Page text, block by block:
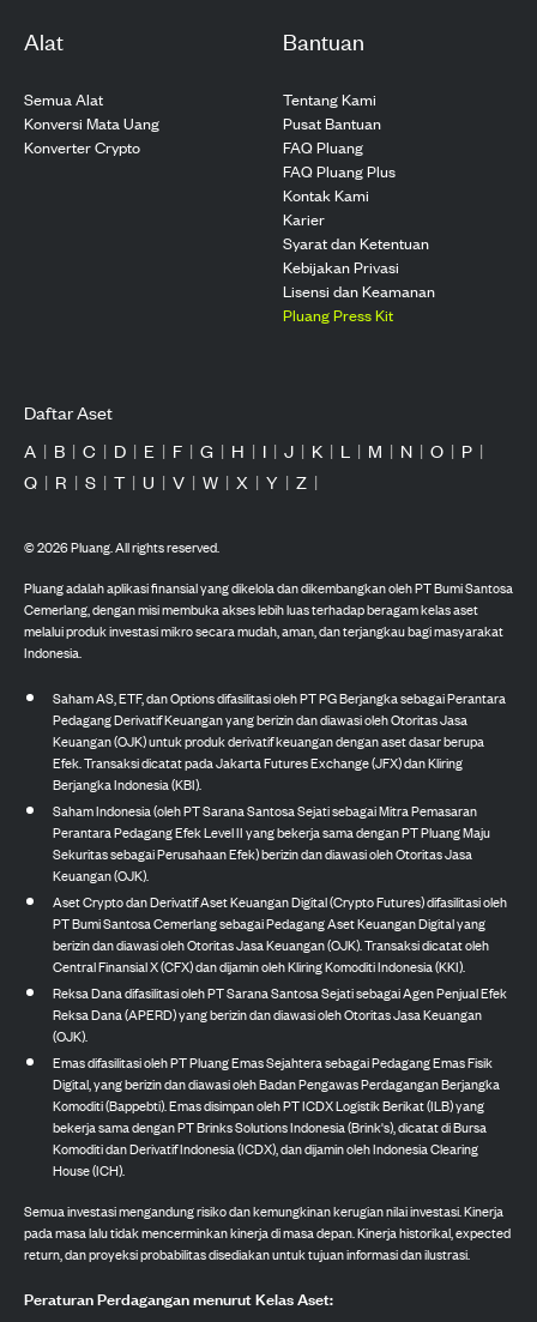
Alat
Semua Alat
Konversi Mata Uang
Konverter Crypto
Bantuan
Tentang Kami
Pusat Bantuan
FAQ Pluang
FAQ Pluang Plus
Kontak Kami
Karier
Syarat dan Ketentuan
Kebijakan Privasi
Lisensi dan Keamanan
Pluang Press Kit
Daftar Aset
A | B | C | D | E | F | G | H | I | J | K | L | M | N | O | P |
Q | R | S | T | U | V | W | X | Y | Z |
©2026Pluang. All rights reserved.
Pluang adalah aplikasi finansial yang dikelola dan dikembangkan oleh PT Bumi Santosa
Cemerlang, dengan misi membuka akses lebih luas terhadap beragam kelas aset
melalui produk investasi mikro secara mudah, aman, dan terjangkau bagi masyarakat
Indonesia.
Saham AS, ETF, dan Options difasilitasi oleh PT PG Berjangka sebagai Perantara
Pedagang Derivatif Keuangan yang berizin dan diawasi oleh Otoritas Jasa
Keuangan (OJK) untuk produk derivatif keuangan dengan aset dasar berupa
Efek. Transaksi dicatat pada Jakarta Futures Exchange (JFX) dan Kliring
Berjangka Indonesia (KBI).
Saham Indonesia (oleh PT Sarana Santosa Sejati sebagai Mitra Pemasaran
Perantara Pedagang Efek Level II yang bekerja sama dengan PT Pluang Maju
Sekuritas sebagai Perusahaan Efek) berizin dan diawasi oleh Otoritas Jasa
Keuangan (OJK).
Aset Crypto dan Derivatif Aset Keuangan Digital (Crypto Futures) difasilitasi oleh
PT Bumi Santosa Cemerlang sebagai Pedagang Aset Keuangan Digital yang
berizin dan diawasi oleh Otoritas Jasa Keuangan (OJK). Transaksi dicatat oleh
Central Finansial X (CFX) dan dijamin oleh Kliring Komoditi Indonesia (KKI).
Reksa Dana difasilitasi oleh PT Sarana Santosa Sejati sebagai Agen Penjual Efek
Reksa Dana (APERD) yang berizin dan diawasi oleh Otoritas Jasa Keuangan
(OJK).
Emas difasilitasi oleh PT Pluang Emas Sejahtera sebagai Pedagang Emas Fisik
Digital, yang berizin dan diawasi oleh Badan Pengawas Perdagangan Berjangka
Komoditi (Bappebti). Emas disimpan oleh PT ICDX Logistik Berikat (ILB) yang
bekerja sama dengan PT Brinks Solutions Indonesia (Brink's), dicatat di Bursa
Komoditi dan Derivatif Indonesia (ICDX), dan dijamin oleh Indonesia Clearing
House (ICH).
Semua investasi mengandung risiko dan kemungkinan kerugian nilai investasi. Kinerja
pada masa lalu tidak mencerminkan kinerja di masa depan. Kinerja historikal, expected
return, dan proyeksi probabilitas disediakan untuk tujuan informasi dan ilustrasi.
Peraturan Perdagangan menurut Kelas Aset: